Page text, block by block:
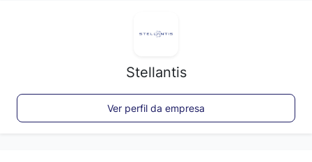
Stellantis
Ver perfil da empresa